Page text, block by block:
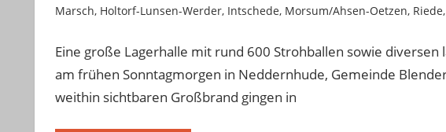
Marsch, Holtorf-Lunsen-Werder, Intschede, Morsum/Ahsen-Oetzen, Riede,
Eine große Lagerhalle mit rund 600 Strohballen sowie
am frühen Sonntagmorgen in Neddernhude, Gemeinde
weithin sichtbaren Großbrand gingen in